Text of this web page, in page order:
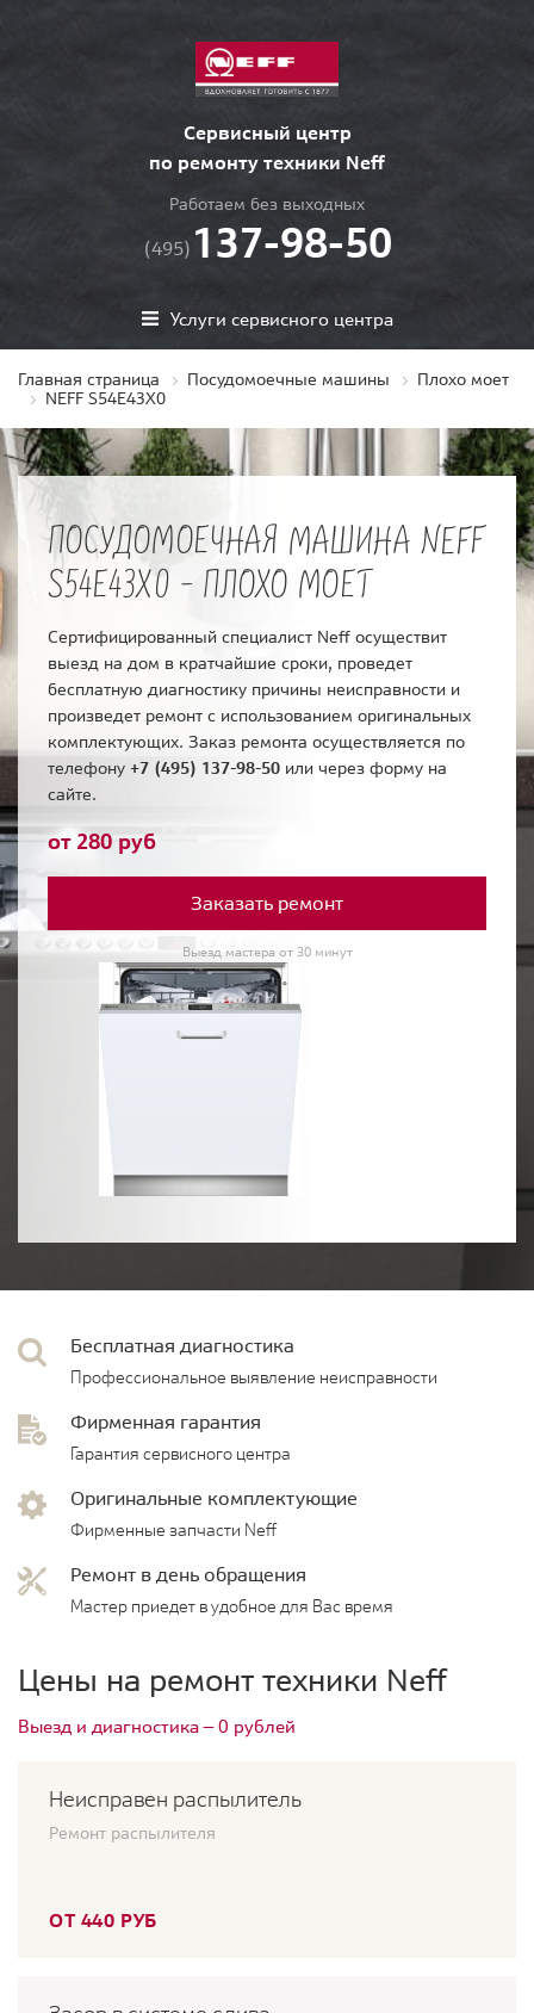
Сервисный центр
по ремонту техники Neff
Работаем без выходных
(495) 137-98-50
Услуги сервисного центра
Главная страница Посудомоечные машины
Плохо моет
NEFF S54E43X0
ПОСУДОМОЕЧНАЯ МАШИНА NEFF
S54E43X0 - ПЛОХО МОЕТ
Сертифицированный специалист Neff осуществит
выезд на дом в кратчайшие сроки, проведет
бесплатную диагностику причины неисправности и
произведет ремонт с использованием оригинальных
комплектующих. Заказ ремонта осуществляется по
телефону +7 (495) 137-98-50 или через форму на
сайте.
от 280 руб
Заказать ремонт
Выезд мастера от 30 минут
Бесплатная диагностика
Профессиональное выявление неисправности
Фирменная гарантия
Гарантия сервисного центра
Оригинальные комплектующие
Фирменные запчасти Neff
Ремонт в день обращения
Мастер приедет в удобное для Вас время
Цены на ремонт техники Neff
Выезд и диагностика — 0 рублей
Неисправен распылитель
Ремонт распылителя
ОТ 440 РУБ